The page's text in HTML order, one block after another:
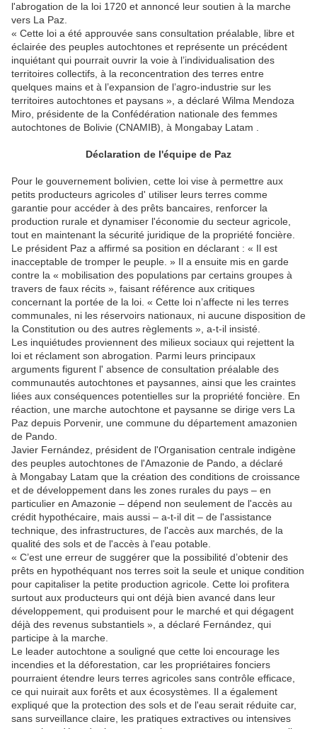
l'abrogation de la loi 1720 et annoncé leur soutien à la marche
vers La Paz.
« Cette loi a été approuvée sans consultation préalable, libre et
éclairée des peuples autochtones et représente un précédent
inquiétant qui pourrait ouvrir la voie à l’individualisation des
territoires collectifs, à la reconcentration des terres entre
quelques mains et à l’expansion de l’agro-industrie sur les
territoires autochtones et paysans », a déclaré Wilma Mendoza
Miro, présidente de la Confédération nationale des femmes
autochtones de Bolivie (CNAMIB), à Mongabay Latam .
Déclaration de l'équipe de Paz
Pour le gouvernement bolivien, cette loi vise à permettre aux
petits producteurs agricoles d' utiliser leurs terres comme
garantie pour accéder à des prêts bancaires, renforcer la
production rurale et dynamiser l'économie du secteur agricole,
tout en maintenant la sécurité juridique de la propriété foncière.
Le président Paz a affirmé sa position en déclarant : « Il est
inacceptable de tromper le peuple. » Il a ensuite mis en garde
contre la « mobilisation des populations par certains groupes à
travers de faux récits », faisant référence aux critiques
concernant la portée de la loi. « Cette loi n’affecte ni les terres
communales, ni les réservoirs nationaux, ni aucune disposition de
la Constitution ou des autres règlements », a-t-il insisté.
Les inquiétudes proviennent des milieux sociaux qui rejettent la
loi et réclament son abrogation. Parmi leurs principaux
arguments figurent l' absence de consultation préalable des
communautés autochtones et paysannes, ainsi que les craintes
liées aux conséquences potentielles sur la propriété foncière. En
réaction, une marche autochtone et paysanne se dirige vers La
Paz depuis Porvenir, une commune du département amazonien
de Pando.
Javier Fernández, président de l'Organisation centrale indigène
des peuples autochtones de l'Amazonie de Pando, a déclaré
à Mongabay Latam que la création des conditions de croissance
et de développement dans les zones rurales du pays – en
particulier en Amazonie – dépend non seulement de l'accès au
crédit hypothécaire, mais aussi – a-t-il dit – de l'assistance
technique, des infrastructures, de l'accès aux marchés, de la
qualité des sols et de l'accès à l'eau potable.
« C’est une erreur de suggérer que la possibilité d’obtenir des
prêts en hypothéquant nos terres soit la seule et unique condition
pour capitaliser la petite production agricole. Cette loi profitera
surtout aux producteurs qui ont déjà bien avancé dans leur
développement, qui produisent pour le marché et qui dégagent
déjà des revenus substantiels », a déclaré Fernández, qui
participe à la marche.
Le leader autochtone a souligné que cette loi encourage les
incendies et la déforestation, car les propriétaires fonciers
pourraient étendre leurs terres agricoles sans contrôle efficace,
ce qui nuirait aux forêts et aux écosystèmes. Il a également
expliqué que la protection des sols et de l'eau serait réduite car,
sans surveillance claire, les pratiques extractives ou intensives